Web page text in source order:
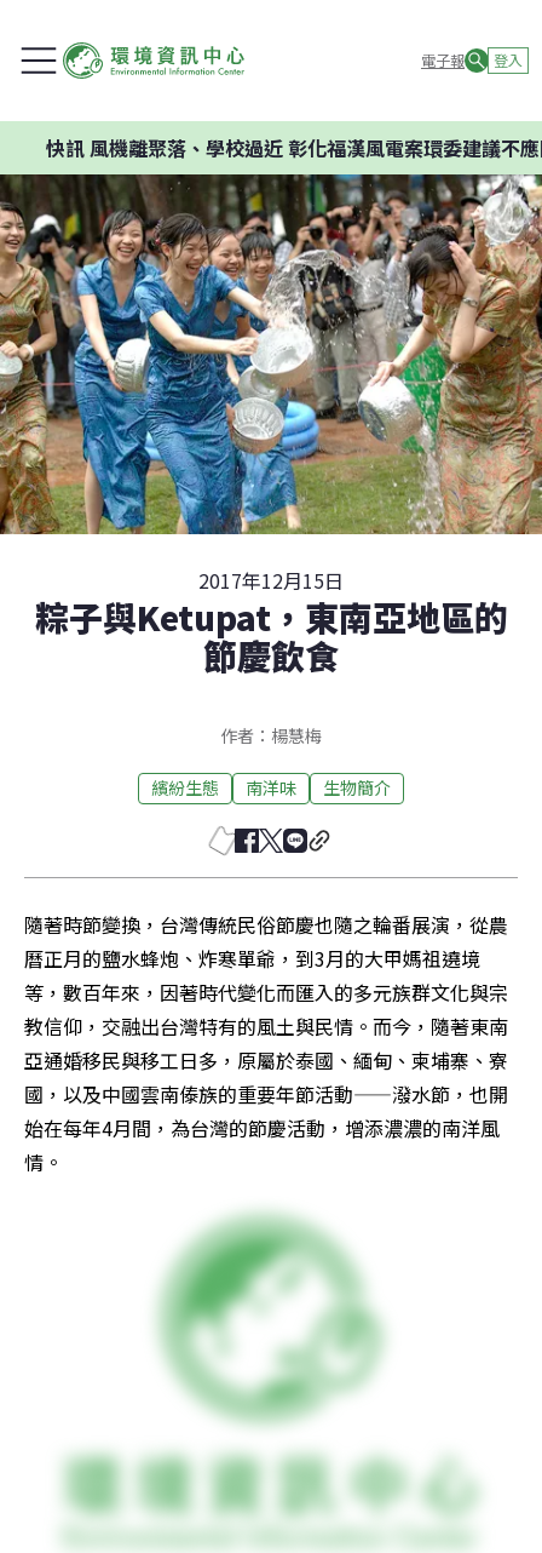
電子報 登入
風機離聚落、學校過近 彰化福漢風電案環委建議不應開發
2017年12月15日
粽子與Ketupat，東南亞地區的
節慶飲食
作者：楊慧梅
繽紛生態 南洋味 生物簡介
隨著時節變換，台灣傳統民俗節慶也隨之輪番展演，從農
曆正月的鹽水蜂炮、炸寒單爺，到3月的大甲媽祖遶境
等，數百年來，因著時代變化而匯入的多元族群文化與宗
教信仰，交融出台灣特有的風土與民情。而今，隨著東南
亞通婚移民與移工日多，原屬於泰國、緬甸、柬埔寨、寮
國，以及中國雲南傣族的重要年節活動——潑水節，也開
始在每年4月間，為台灣的節慶活動，增添濃濃的南洋風
情。